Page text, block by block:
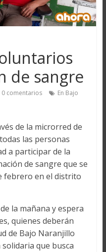
de sangre
0 comentarios
En Bajo
de la microrred de
las personas
a participar de la
de sangre que se
febrero en el distrito
la mañana y espera
quienes deberán
de Bajo Naranjillo
que busca